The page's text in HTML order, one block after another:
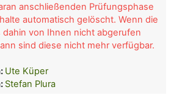
anschließenden Prüfungsphase
automatisch gelöscht. Wenn die
dahin von Ihnen nicht abgerufen
sind diese nicht mehr verfügbar.
Ute Küper
Stefan Plura